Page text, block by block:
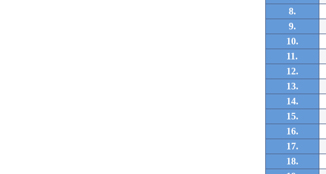
8.
9.
10.
11.
12.
13.
14.
15.
16.
17.
18.